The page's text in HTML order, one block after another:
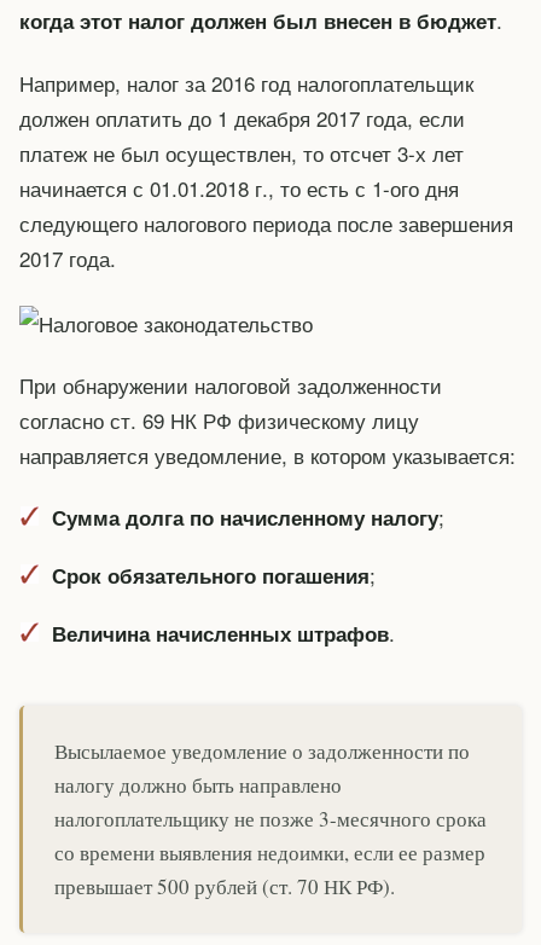
когда этот налог должен был внесен в бюджет.
Например, налог за 2016 год налогоплательщик
должен оплатить до 1 декабря 2017 года, если
платеж не был осуществлен, то отсчет 3-х лет
начинается с 01.01.2018 г., то есть с 1-ого дня
следующего налогового периода после завершения
2017 года.
При обнаружении налоговой задолженности
согласно ст. 69 НК РФ физическому лицу
направляется уведомление, в котором указывается:
Сумма долга по начисленному налогу;
Срок обязательного погашения;
Величина начисленных штрафов.
Высылаемое уведомление о задолженности по
налогу должно быть направлено
налогоплательщику не позже 3-месячного срока
со времени выявления недоимки, если ее размер
превышает 500 рублей (ст. 70 НК РФ).